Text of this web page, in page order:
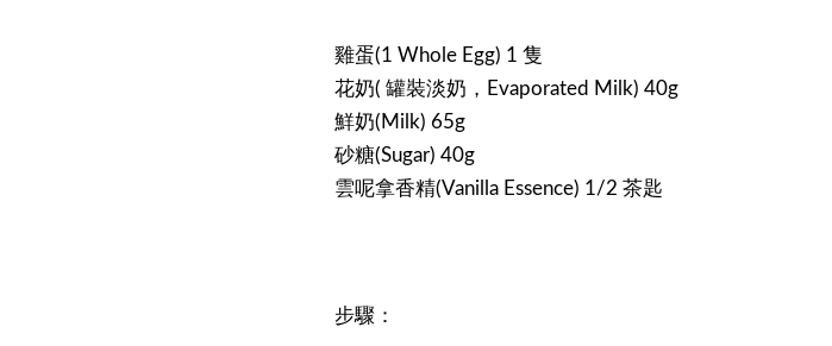
雞蛋(1 Whole Egg) 1 隻
花奶( 罐裝淡奶，Evaporated Milk) 40g
鮮奶(Milk) 65g
砂糖(Sugar) 40g
雲呢拿香精(Vanilla Essence) 1/2 茶匙
步驟：